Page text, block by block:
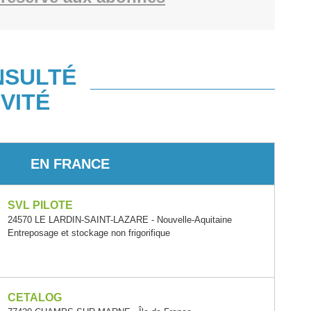
EN FRANCE
SVL PILOTE
24570 LE LARDIN-SAINT-LAZARE - Nouvelle-Aquitaine
Entreposage et stockage non frigorifique
CETALOG